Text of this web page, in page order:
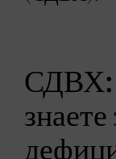
СДВХ: